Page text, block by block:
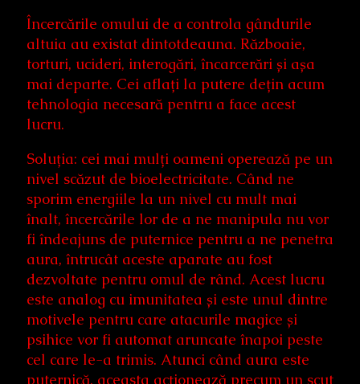
Încercările omului de a controla gândurile
altuia au existat dintotdeauna. Războaie,
torturi, ucideri, interogări, încarcerări și așa
mai departe. Cei aflați la putere dețin acum
tehnologia necesară pentru a face acest
lucru.
Soluția: cei mai mulți oameni operează pe un
nivel scăzut de bioelectricitate. Când ne
sporim energiile la un nivel cu mult mai
înalt, încercările lor de a ne manipula nu vor
fi îndeajuns de puternice pentru a ne penetra
aura, întrucât aceste aparate au fost
dezvoltate pentru omul de rând. Acest lucru
este analog cu imunitatea și este unul dintre
motivele pentru care atacurile magice și
psihice vor fi automat aruncate înapoi peste
cel care le-a trimis. Atunci când aura este
puternică, aceasta acționează precum un scut